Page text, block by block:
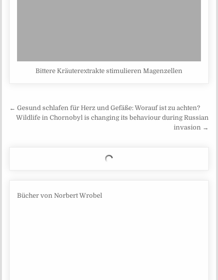
Bittere Kräuterextrakte stimulieren Magenzellen
Beitragsnavigation
← Gesund schlafen für Herz und Gefäße: Worauf ist zu achten?
Wildlife in Chornobyl is changing its behaviour during Russian
invasion →
Bücher von Norbert Wrobel